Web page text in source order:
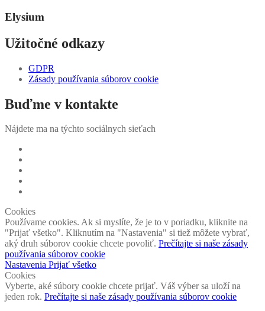
Elysium
Užitočné odkazy
GDPR
Zásady používania súborov cookie
Buďme v kontakte
Nájdete ma na týchto sociálnych sieťach
Cookies
Používame cookies. Ak si myslíte, že je to v poriadku, kliknite na
"Prijať všetko". Kliknutím na "Nastavenia" si tiež môžete vybrať,
aký druh súborov cookie chcete povoliť. Prečítajte si naše zásady
používania súborov cookie
Nastavenia Prijať všetko
Cookies
Vyberte, aké súbory cookie chcete prijať. Váš výber sa uloží na
jeden rok. Prečítajte si naše zásady používania súborov cookie